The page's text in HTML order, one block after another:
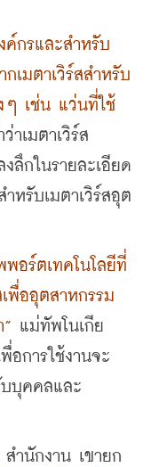
งค์กรและสำหรับ
เมตาเวิร์สสำหรับ
ๆ เช่น แว่นที่ใช้
าเมตาเวิร์ส
ลึกในรายละเอียด
หรับเมตาเวิร์สอุต
อร์ตเทคโนโลยีที่
พื่ออุตสาหกรรม
แม่ทัพโนเกีย
อการใช้งานจะ
บบุคคลและ
ำนักงาน เขายก